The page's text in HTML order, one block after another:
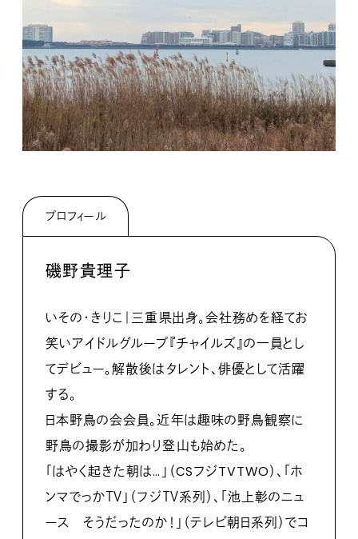
プロフィール
磯野貴理子
いその・きりこ｜三重県出身。会社務めを経てお
笑いアイドルグループ『チャイルズ』の一員とし
てデビュー。解散後はタレント、俳優として活躍
する。
日本野鳥の会会員。近年は趣味の野鳥観察に
野鳥の撮影が加わり登山も始めた。
「はやく起きた朝は…」（CSフジTVTWO）、「ホ
ンマでっかＴＶ」（フジＴＶ系列）、「池上彰のニュ
ース そうだったのか！」（テレビ朝日系列）でコ